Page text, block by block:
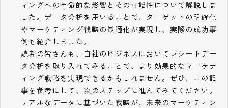
ィングへの革命的な影響とその可能性について解説しま
した。データ分析を用いることで、ターゲットの明確化
やマーケティング戦略の最適化が実現し、実際の成功事
例も紹介しました。
読者の皆さんも、自社のビジネスにおいてレシートデー
タ分析を取り入れてみることで、より効果的なマーケテ
ィング戦略を実現できるかもしれません。ぜひ、この記
事を参考にして、次のステップに進んでみてください。
リアルなデータに基づいた戦略が、未来のマーケティン